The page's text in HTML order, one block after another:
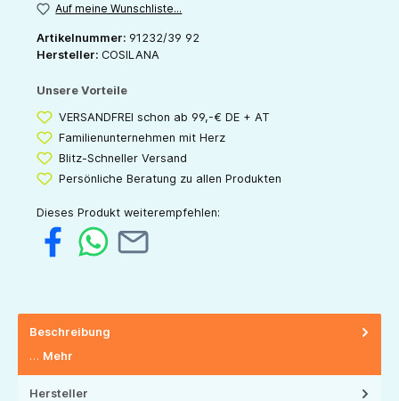
Auf meine Wunschliste...
Artikelnummer: 91232/39 92
Hersteller: COSILANA
Unsere Vorteile
VERSANDFREI schon ab 99,-€ DE + AT
Familienunternehmen mit Herz
Blitz-Schneller Versand
Persönliche Beratung zu allen Produkten
Dieses Produkt weiterempfehlen:
Beschreibung
… Mehr
Hersteller